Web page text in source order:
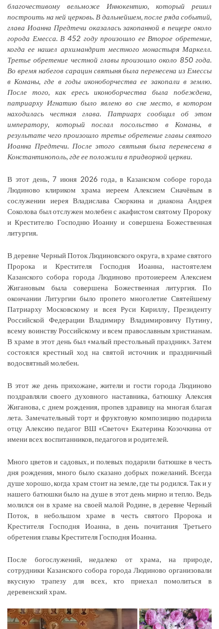
благочестивому вельможе Иннокентию, который решил
построить на ней церковь. В дальнейшем, после ряда событий,
глава Иоанна Предтечи оказалась закопанной в пещере около
города Емесса. В 452 году произошло ее Второе обретение,
когда ее нашел архимандрит местного монастыря Маркелл.
Третье обретение честной главы произошло около 850 года.
Во время набегов сарацин святыня была перенесена из Емессы
в Команы, где в годы иконоборчества ее закопали в землю.
После того, как ересь иконоборчества была побеждена,
патриарху Игнатию было явлено во сне место, в котором
находилась честная глава. Патриарх сообщил об этом
императору, который послал посольство в Команы, в
результате чего произошло третье обретение главы святого
Иоанна Предтечи. После этого святыня была перенесена в
Константинополь, где ее положили в придворной церкви.
В этот день, 7 июня 2026 года, в Казанском соборе города
Людиново клириком храма иереем Алексием Сначёвым в
сослужении иерея Владислава Скоркина и диакона Андрея
Соколова был отслужен молебен с акафистом святому Пророку
и Крестителю Господню Иоанну и совершена Божественная
литургия.
В деревне Черный Поток Людиновского округа, в храме святого
Пророка и Крестителя Господня Иоанна, настоятелем
Казанского собора города Людиново протоиереем Алексием
Жигановым была совершена Божественная литургия. По
окончании Литургии было пропето многолетие Святейшему
Патриарху Московскому и всея Руси Кириллу, Президенту
Российской Федерации Владимиру Владимировичу Путину,
всему воинству Российскому и всем православным христианам.
В храме в этот день был «малый престольный праздник». Затем
состоялся крестный ход на святой источник и праздничный
водосвятный молебен.
В этот же день прихожане, жители и гости города Людиново
поздравляли своего духовного наставника, батюшку Алексия
Жиганова, с днем рождения, пропев здравицу на многая благая
лета. Замечательный торт и фруктовую композицию подарила
отцу Алексию педагог ВШ «Светоч» Екатерина Козочкина от
имени всех воспитанников, педагогов и родителей.
Много цветов и садовых, и полевых подарили батюшке в честь
дня рождения, много было сказано добрых пожеланий. Всегда
душе хорошо, когда храм стоит на земле, где ты родился. Так и у
нашего батюшки было на душе в этот день мирно и тепло. Ведь
молился он в храме на своей малой Родине, в деревне Черный
Поток, в небольшом храме в честь святого Пророка и
Крестителя Господня Иоанна, в день почитания Третьего
обретения главы Крестителя Господня Иоанна.
После богослужений, недалеко от храма, на природе,
сотрудники Казанского собора города Людиново организовали
вкусную трапезу для всех, кто приехал помолиться в
деревенский храм.